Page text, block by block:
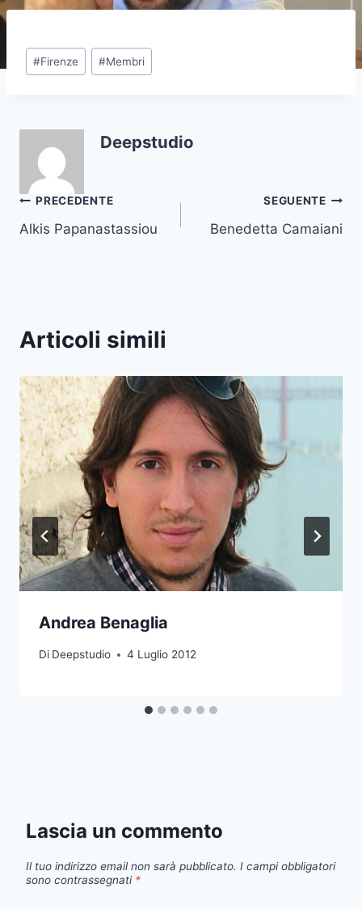
Tag
articolo:
#Firenze #Membri
Deepstudio
Navigazione
articoli
PRECEDENTE
Alkis Papanastassiou
SEGUENTE
Benedetta Camaiani
Articoli simili
Andrea Benaglia
Di Deepstudio 4 Luglio 2012
Lascia un commento
Il tuo indirizzo email non sarà pubblicato. I campi obbligatori
sono contrassegnati *